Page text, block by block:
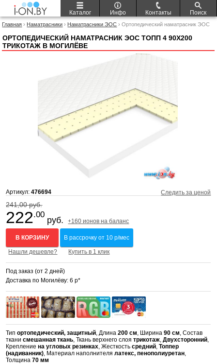
Каталог Инфо Контакты Поиск
Главная › Наматрасники › Наматрасники ЭОС › Ортопедический наматрасник ЭОС
ОРТОПЕДИЧЕСКИЙ НАМАТРАСНИК ЭОС ТОПП 4 90X200
ТРИКОТАЖ В МОГИЛЁВЕ
Артикул:476694 Следить за ценой
241,00 руб.
222.00
руб. +160 ионов на баланс
В КОРЗИНУ В рассрочку от 10 р/мес
Нашли дешевле? Купить в 1 клик
Под заказ (от 2 дней)
Доставка по Могилёву: 6 р*
Типортопедический, защитный, Длина200 см, Ширина90 см, Состав
тканисмешанная ткань, Ткань верхнего слоятрикотаж,Двухсторонний,
Креплениена угловых резинках, Жесткостьсредний,Топпер
(надиванник), Материал наполнителялатекс, пенополиуретан,
Толщина70 мм